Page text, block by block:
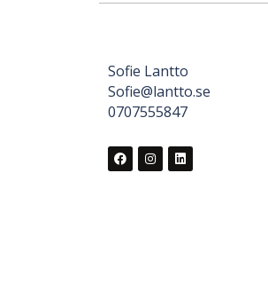
Sofie Lantto
Sofie@lantto.se
0707555847